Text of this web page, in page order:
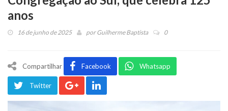
anos
16 de junho de 2025 porGuilherme Baptista 0
Compartilhar Facebook Whatsapp
Twitter